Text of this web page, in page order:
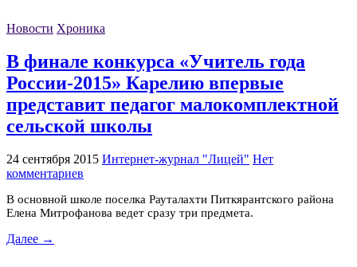
Новости Хроника
В финале конкурса «Учитель года
России-2015» Карелию впервые
представит педагог малокомплектной
сельской школы
24 сентября 2015 Интернет-журнал "Лицей" Нет
комментариев
В основной школе поселка Рауталахти Питкярантского района
Елена Митрофанова ведет сразу три предмета.
Далее →